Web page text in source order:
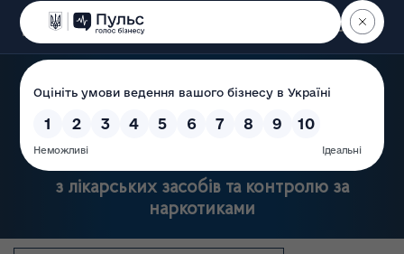
Пошук
Державна служба України
з лікарських засобів та контролю за
наркотиками